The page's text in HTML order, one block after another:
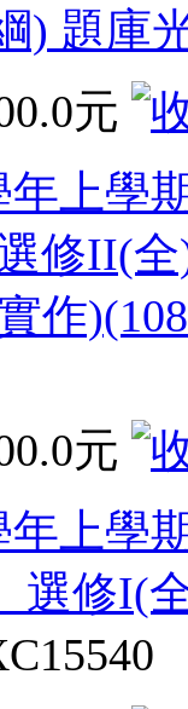
) 題庫
元
年上學
修II(
作
元
年上學
選修I(